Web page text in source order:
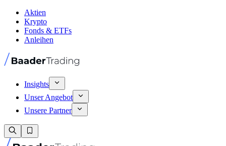
Aktien
Krypto
Fonds & ETFs
Anleihen
Insights
Unser Angebot
Unsere Partner